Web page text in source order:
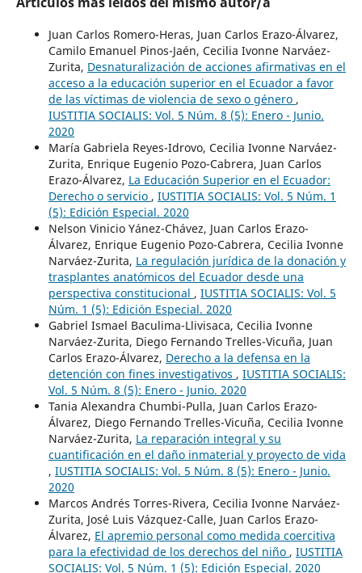
Juan Carlos Romero-Heras, Juan Carlos Erazo-Álvarez,
Camilo Emanuel Pinos-Jaén, Cecilia Ivonne Narváez-
Zurita, Desnaturalización de acciones afirmativas en el
acceso a la educación superior en el Ecuador a favor
de las víctimas de violencia de sexo o género ,
IUSTITIA SOCIALIS: Vol. 5 Núm. 8 (5): Enero - Junio.
2020
María Gabriela Reyes-Idrovo, Cecilia Ivonne Narváez-
Zurita, Enrique Eugenio Pozo-Cabrera, Juan Carlos
Erazo-Álvarez, La Educación Superior en el Ecuador:
Derecho o servicio , IUSTITIA SOCIALIS: Vol. 5 Núm. 1
(5): Edición Especial. 2020
Nelson Vinicio Yánez-Chávez, Juan Carlos Erazo-
Álvarez, Enrique Eugenio Pozo-Cabrera, Cecilia Ivonne
Narváez-Zurita, La regulación jurídica de la donación y
trasplantes anatómicos del Ecuador desde una
perspectiva constitucional , IUSTITIA SOCIALIS: Vol. 5
Núm. 1 (5): Edición Especial. 2020
Gabriel Ismael Baculima-Llivisaca, Cecilia Ivonne
Narváez-Zurita, Diego Fernando Trelles-Vicuña, Juan
Carlos Erazo-Álvarez, Derecho a la defensa en la
detención con fines investigativos , IUSTITIA SOCIALIS:
Vol. 5 Núm. 8 (5): Enero - Junio. 2020
Tania Alexandra Chumbi-Pulla, Juan Carlos Erazo-
Álvarez, Diego Fernando Trelles-Vicuña, Cecilia Ivonne
Narváez-Zurita, La reparación integral y su
cuantificación en el daño inmaterial y proyecto de vida
, IUSTITIA SOCIALIS: Vol. 5 Núm. 8 (5): Enero - Junio.
2020
Marcos Andrés Torres-Rivera, Cecilia Ivonne Narváez-
Zurita, José Luis Vázquez-Calle, Juan Carlos Erazo-
Álvarez, El apremio personal como medida coercitiva
para la efectividad de los derechos del niño , IUSTITIA
SOCIALIS: Vol. 5 Núm. 1 (5): Edición Especial. 2020